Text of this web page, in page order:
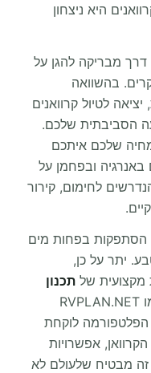
היא ניצחון
דרך מבריקה להגן על
בהשוואה
לטיול קרוואנים
הסביבתית שלכם.
שלכם איתכם
באנרגיה ובפחמן על
לחימום, קירור
הסתפקות בפחות מים
יתר על כן,
מקצועית של תכנון
כמו RVPLAN.NET
הפלטפורמה לוקחת
אפשרויות
זה מבטיח שלעולם לא